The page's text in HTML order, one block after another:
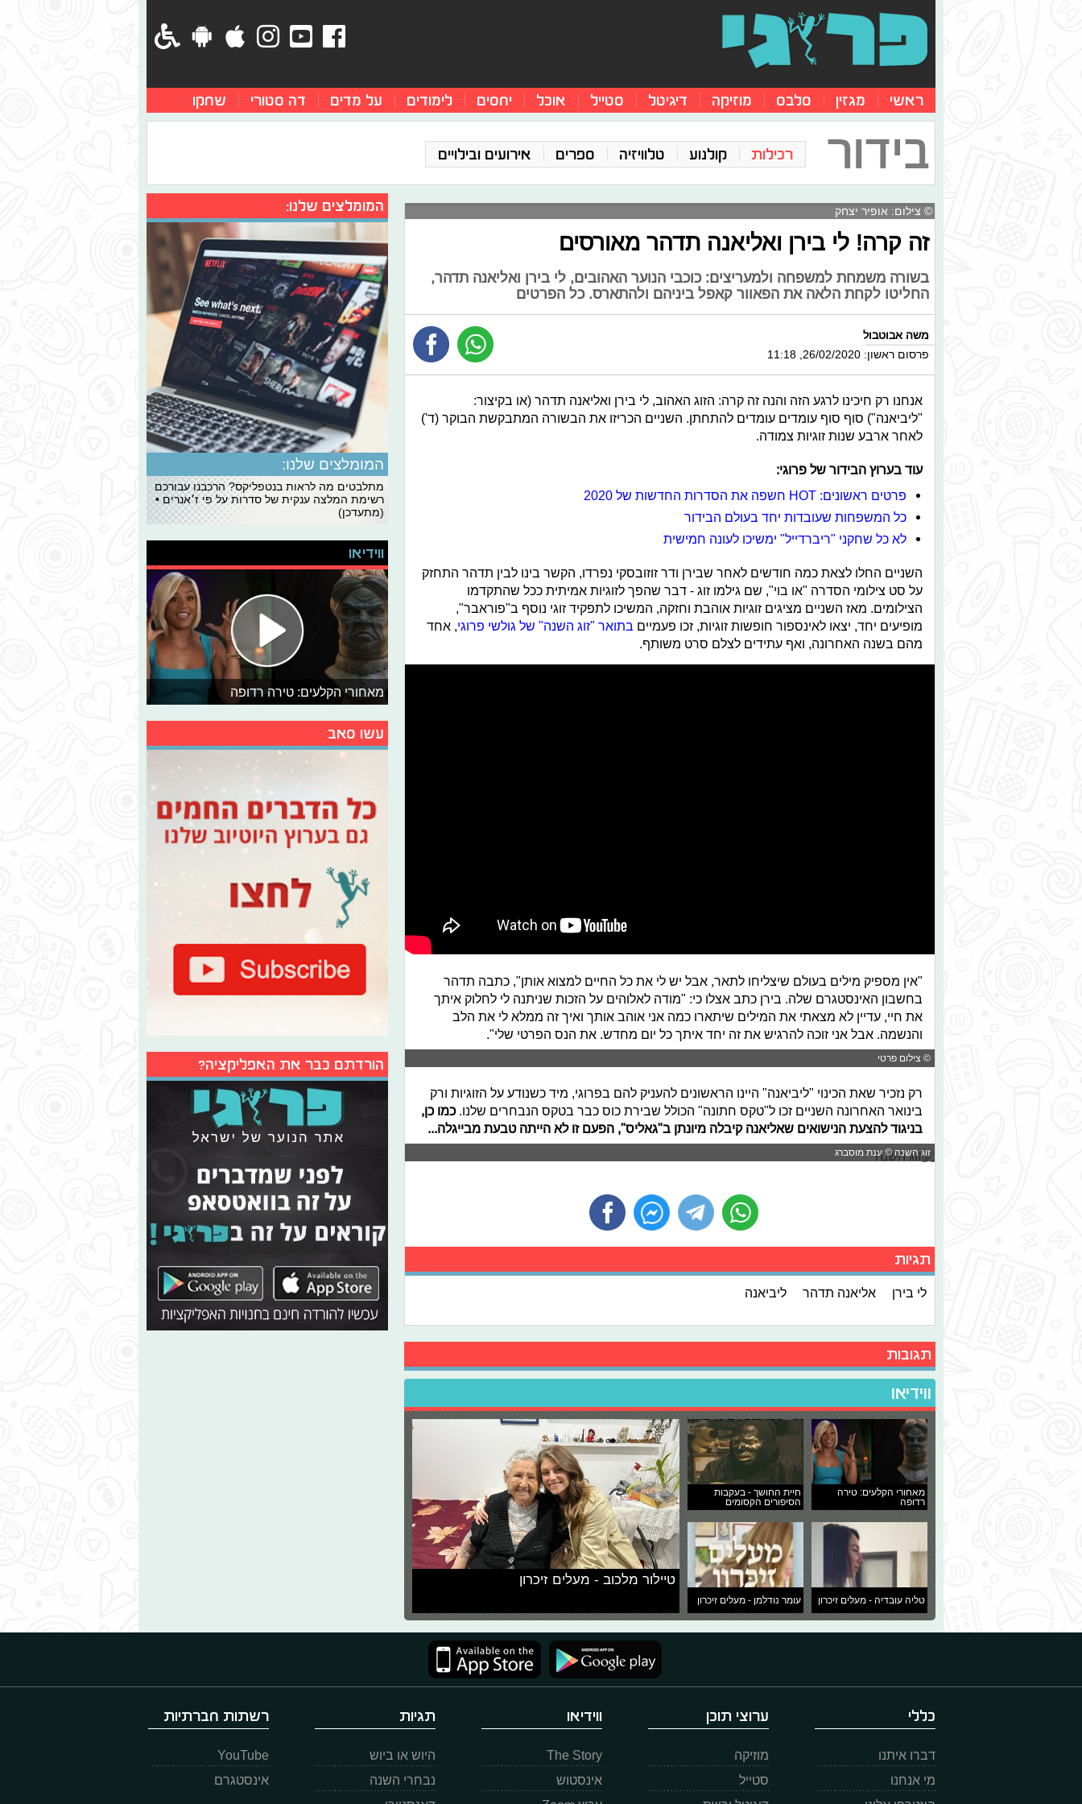
ראשי מגזין סלבס מוזיקה דיגיטל סטייל אוכל יחסים לימודים על מדים דה סטורי שחקו
בידור רכילות קולנוע טלוויזיה ספרים אירועים ובילויים
© צילום: אופיר יצחק
זה קרה! לי בירן ואליאנה תדהר מאורסים
בשורה משמחת למשפחה ולמעריצים: כוכבי הנוער האהובים, לי בירן ואליאנה תדהר,
החליטו לקחת הלאה את הפאוור קאפל ביניהם ולהתארס. כל הפרטים
משה אבוטבול
פרסום ראשון: 26/02/2020, 11:18
אנחנו רק חיכינו לרגע הזה והנה זה קרה: הזוג האהוב, לי בירן ואליאנה תדהר (או בקיצור:
"ליביאנה") סוף סוף עומדים עומדים להתחתן. השניים הכריזו את הבשורה המתבקשת הבוקר (ד')
לאחר ארבע שנות זוגיות צמודה.
עוד בערוץ הבידור של פרוגי:
פרטים ראשונים: HOT חשפה את הסדרות החדשות של 2020
כל המשפחות שעובדות יחד בעולם הבידור
לא כל שחקני "ריברדייל" ימשיכו לעונה חמישית
השניים החלו לצאת כמה חודשים לאחר שבירן ודר זוזובסקי נפרדו, הקשר בינו לבין תדהר התחזק
על סט צילומי הסדרה "או בוי", שם גילמו זוג - דבר שהפך לזוגיות אמיתית ככל שהתקדמו
הצילומים. מאז השניים מציגים זוגיות אוהבת וחזקה, המשיכו לתפקיד זוגי נוסף ב"פוראבר",
מופיעים יחד, יצאו לאינספור חופשות זוגיות, זכו פעמיים בתואר "זוג השנה" של גולשי פרוגי, אחד
מהם בשנה האחרונה, ואף עתידים לצלם סרט משותף.
"אין מספיק מילים בעולם שיצליחו לתאר, אבל יש לי את כל החיים למצוא אותן", כתבה תדהר
בחשבון האינסטגרם שלה. בירן כתב אצלו כי: "מודה לאלוהים על הזכות שניתנה לי לחלוק איתך
את חיי, עדיין לא מצאתי את המילים שיתארו כמה אני אוהב אותך ואיך זה ממלא לי את הלב
והנשמה. אבל אני זוכה להרגיש את זה יחד איתך כל יום מחדש. את הנס הפרטי שלי".
© צילום פרטי
רק נזכיר שאת הכינוי "ליביאנה" היינו הראשונים להעניק להם בפרוגי, מיד כשנודע על הזוגיות ורק
בינואר האחרונה השניים זכו ל"טקס חתונה" הכולל שבירת כוס כבר בטקס הנבחרים שלנו.כמו כן,
בניגוד להצעת הנישואים שאליאנה קיבלה מיונתן ב"גאליס", הפעם זו לא הייתה טבעת מבייגלה...
זוג השנה © ענת מוסברג
תגיות
לי בירן אליאנה תדהר ליביאנה
תגובות
ווידיאו
מאחורי הקלעים: טירה
רדופה
חיית החושך - בעקבות
הסיפורים הקסומים
טליה עובדיה - מעלים זיכרון עומר נודלמן - מעלים זיכרון
טיילור מלכוב - מעלים זיכרון
המומלצים שלנו:
המומלצים שלנו:
מתלבטים מה לראות בנטפליקס? הרכבנו עבורכם
רשימת המלצה ענקית של סדרות על פי ז׳אנרים •
(מתעדכן)
ווידיאו
מאחורי הקלעים: טירה רדופה
עשו סאב
הורדתם כבר את האפליקציה?
כללי
דברו איתנו
מי אנחנו
ערוצי תוכן
מוזיקה
סטייל
ווידיאו
The Story
אינסטוש
תגיות
היוש או ביוש
נבחרי השנה
רשתות חברתיות
YouTube
אינסטגרם